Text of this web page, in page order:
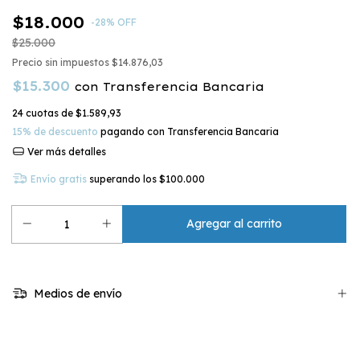
$18.000 -28% OFF
$25.000
Precio sin impuestos $14.876,03
$15.300 con Transferencia Bancaria
24 cuotas de $1.589,93
15% de descuento pagando con Transferencia Bancaria
Ver más detalles
Envío gratis superando los $100.000
Medios de envío